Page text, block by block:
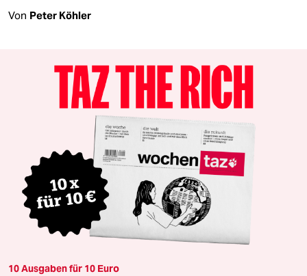
Von Peter Köhler
10 Ausgaben für 10 Euro